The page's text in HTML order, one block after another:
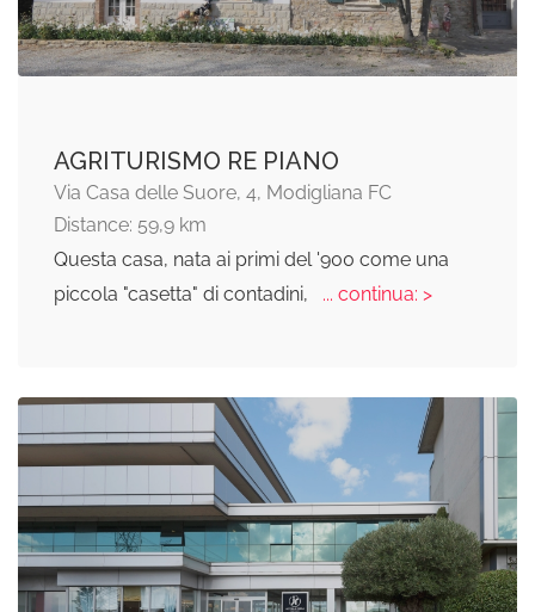
AGRITURISMO RE PIANO
Via Casa delle Suore, 4, Modigliana FC
Distance: 59,9 km
Questa casa, nata ai primi del '900 come una
piccola "casetta" di contadini,
... continua: >